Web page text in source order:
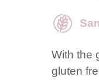
With the
gluten